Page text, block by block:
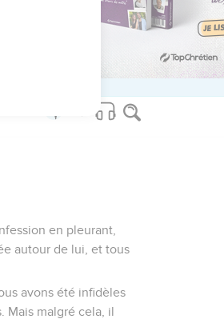
worldwide.
en pleurant,
autour de lui, et tous
avons été infidèles
Mais malgré cela, il